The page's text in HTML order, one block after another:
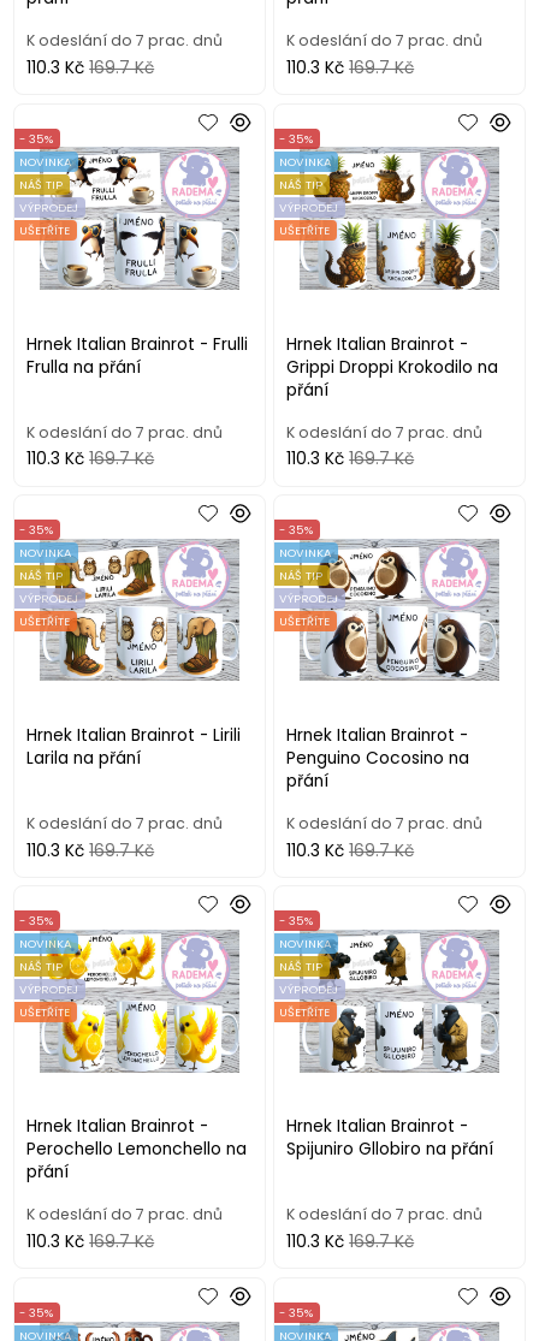
K odeslání do 7 prac. dnů
110.3 Kč 169.7 Kč
K odeslání do 7 prac. dnů
110.3 Kč 169.7 Kč
Hrnek Italian Brainrot - Frulli
Frulla na přání
- 35%
NOVINKA
NÁŠ TIP
VÝPRODEJ
UŠETŘÍTE
K odeslání do 7 prac. dnů
110.3 Kč 169.7 Kč
Hrnek Italian Brainrot -
Grippi Droppi Krokodilo na
přání
- 35%
NOVINKA
NÁŠ TIP
VÝPRODEJ
UŠETŘÍTE
K odeslání do 7 prac. dnů
110.3 Kč 169.7 Kč
Hrnek Italian Brainrot - Lirili
Larila na přání
- 35%
NOVINKA
NÁŠ TIP
VÝPRODEJ
UŠETŘÍTE
K odeslání do 7 prac. dnů
110.3 Kč 169.7 Kč
Hrnek Italian Brainrot -
Penguino Cocosino na
přání
- 35%
NOVINKA
NÁŠ TIP
VÝPRODEJ
UŠETŘÍTE
K odeslání do 7 prac. dnů
110.3 Kč 169.7 Kč
Hrnek Italian Brainrot -
Perochello Lemonchello na
přání
- 35%
NOVINKA
NÁŠ TIP
VÝPRODEJ
UŠETŘÍTE
K odeslání do 7 prac. dnů
110.3 Kč 169.7 Kč
Hrnek Italian Brainrot -
Spijuniro Gllobiro na přání
- 35%
NOVINKA
NÁŠ TIP
VÝPRODEJ
UŠETŘÍTE
K odeslání do 7 prac. dnů
110.3 Kč 169.7 Kč
- 35%
NOVINKA
- 35%
NOVINKA